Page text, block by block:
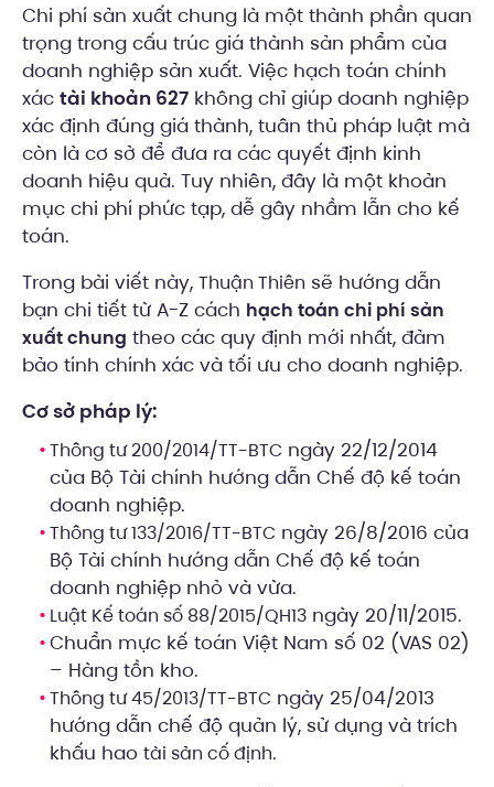
Chi phí sản xuất chung là một thành phần quan
trọng trong cấu trúc giá thành sản phẩm của
doanh nghiệp sản xuất. Việc hạch toán chính
xác tài khoản 627 không chỉ giúp doanh nghiệp
xác định đúng giá thành, tuân thủ pháp luật mà
còn là cơ sở để đưa ra các quyết định kinh
doanh hiệu quả. Tuy nhiên, đây là một khoản
mục chi phí phức tạp, dễ gây nhầm lẫn cho kế
toán.
Trong bài viết này, Thuận Thiên sẽ hướng dẫn
bạn chi tiết từ A-Z cách hạch toán chi phí sản
xuất chung theo các quy định mới nhất, đảm
bảo tính chính xác và tối ưu cho doanh nghiệp.
Cơ sở pháp lý:
Thông tư 200/2014/TT-BTC ngày 22/12/2014
của Bộ Tài chính hướng dẫn Chế độ kế toán
doanh nghiệp.
Thông tư 133/2016/TT-BTC ngày 26/8/2016 của
Bộ Tài chính hướng dẫn Chế độ kế toán
doanh nghiệp nhỏ và vừa.
Luật Kế toán số 88/2015/QH13 ngày 20/11/2015.
Chuẩn mực kế toán Việt Nam số 02 (VAS 02)
– Hàng tồn kho.
Thông tư 45/2013/TT-BTC ngày 25/04/2013
hướng dẫn chế độ quản lý, sử dụng và trích
khấu hao tài sản cố định.